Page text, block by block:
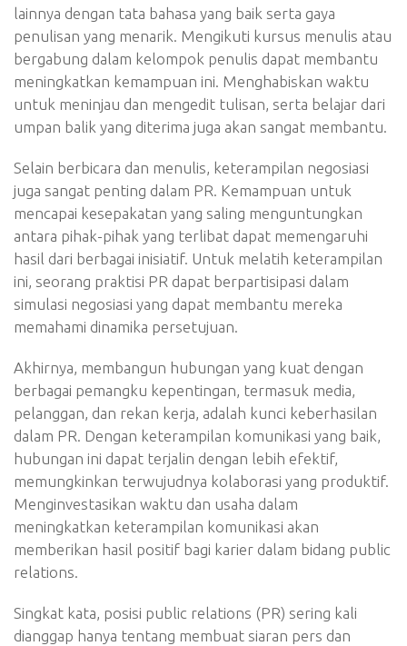
lainnya dengan tata bahasa yang baik serta gaya
penulisan yang menarik. Mengikuti kursus menulis atau
bergabung dalam kelompok penulis dapat membantu
meningkatkan kemampuan ini. Menghabiskan waktu
untuk meninjau dan mengedit tulisan, serta belajar dari
umpan balik yang diterima juga akan sangat membantu.
Selain berbicara dan menulis, keterampilan negosiasi
juga sangat penting dalam PR. Kemampuan untuk
mencapai kesepakatan yang saling menguntungkan
antara pihak-pihak yang terlibat dapat memengaruhi
hasil dari berbagai inisiatif. Untuk melatih keterampilan
ini, seorang praktisi PR dapat berpartisipasi dalam
simulasi negosiasi yang dapat membantu mereka
memahami dinamika persetujuan.
Akhirnya, membangun hubungan yang kuat dengan
berbagai pemangku kepentingan, termasuk media,
pelanggan, dan rekan kerja, adalah kunci keberhasilan
dalam PR. Dengan keterampilan komunikasi yang baik,
hubungan ini dapat terjalin dengan lebih efektif,
memungkinkan terwujudnya kolaborasi yang produktif.
Menginvestasikan waktu dan usaha dalam
meningkatkan keterampilan komunikasi akan
memberikan hasil positif bagi karier dalam bidang public
relations.
Singkat kata, posisi public relations (PR) sering kali
dianggap hanya tentang membuat siaran pers dan